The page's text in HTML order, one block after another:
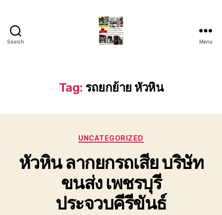
Search
สไลด์
ใน
หัวหิน
ชั่วโมง
โทร
0888000456
Menu
Tag: รถยกย้าย หัวหิน
Categories
UNCATEGORIZED
หัวหิน ลากยกรถเสีย บริษัท
ขนส่ง เพชรบุรี
ประจวบคีรีขันธ์